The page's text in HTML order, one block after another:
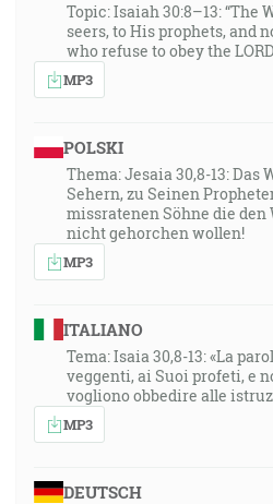
Topic: Isaiah 30:8–13: “The
seers, to His prophets, and
who refuse to obey the
MP3
POLSKI
Thema: Jesaia 30,8-13: Das
Sehern, zu Seinen
missratenen Söhne die den
nicht gehorchen wollen!
MP3
ITALIANO
Tema: Isaia 30,8-13: «La
veggenti, ai Suoi profeti, e
vogliono obbedire alle
MP3
DEUTSCH